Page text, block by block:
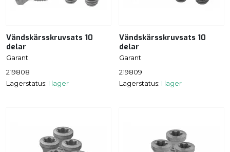
Vändskärsskruvsats 10
delar
Garant
219808
Lagerstatus: I lager
Vändskärsskruvsats 10
delar
Garant
219809
Lagerstatus: I lager